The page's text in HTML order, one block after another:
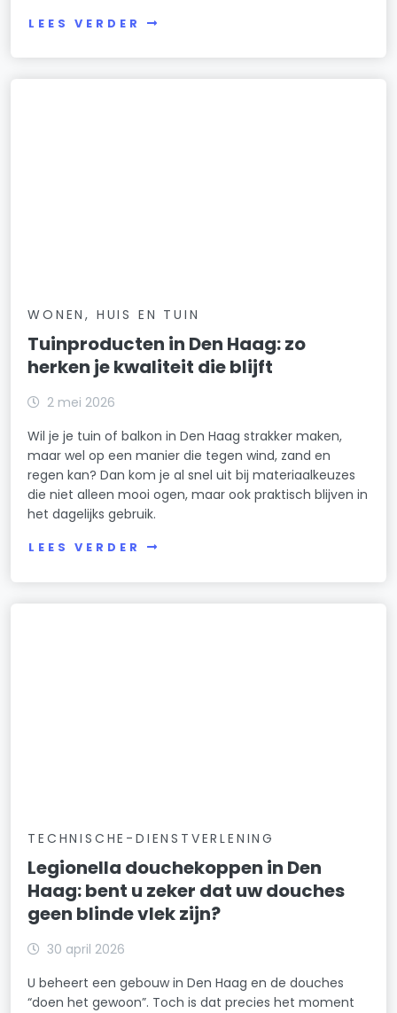
LEES VERDER
WONEN, HUIS EN TUIN
Tuinproducten in Den Haag: zo
herken je kwaliteit die blijft
2 mei 2026
Wil je je tuin of balkon in Den Haag strakker maken,
maar wel op een manier die tegen wind, zand en
regen kan? Dan kom je al snel uit bij materiaalkeuzes
die niet alleen mooi ogen, maar ook praktisch blijven in
het dagelijks gebruik.
LEES VERDER
TECHNISCHE-DIENSTVERLENING
Legionella douchekoppen in Den
Haag: bent u zeker dat uw douches
geen blinde vlek zijn?
30 april 2026
U beheert een gebouw in Den Haag en de douches
“doen het gewoon”. Toch is dat precies het moment